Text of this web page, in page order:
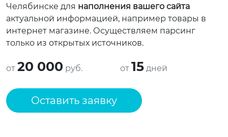
Челябинске для наполнения вашего сайта
актуальной информацией, например товары в
интернет магазине. Осуществляем парсинг
только из открытых источников.
от 20 000 руб. от 15 дней
Оставить заявку